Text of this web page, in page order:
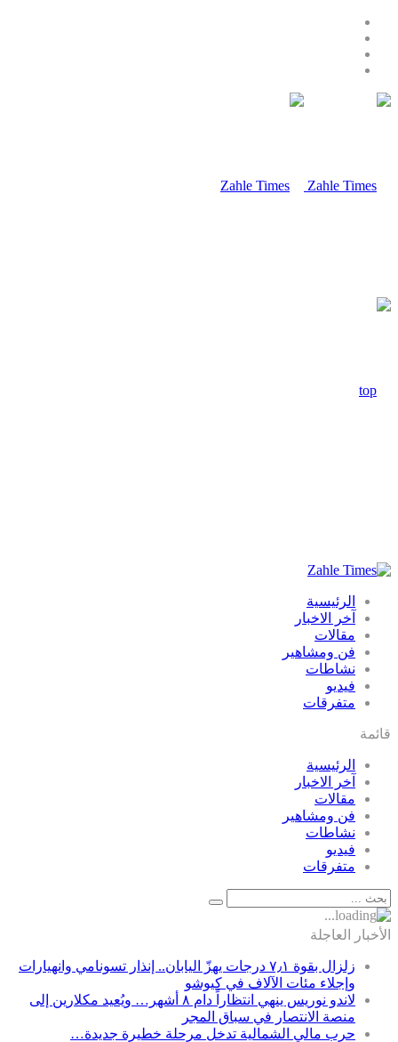
الرئيسية
آخر الاخبار
مقالات
فن ومشاهير
نشاطات
فيديو
متفرقات
قائمة
الرئيسية
آخر الاخبار
مقالات
فن ومشاهير
نشاطات
فيديو
متفرقات
الأخبار العاجلة
زلزال بقوة ٧٫١ درجات يهزّ اليابان.. إنذار تسونامي وانهيارات
وإجلاء مئات الآلاف في كيوشو
لاندو نوريس ينهي انتظاراً دام ٨ أشهر… ويُعيد مكلارين إلى
منصة الانتصار في سباق المجر
حرب مالي الشمالية تدخل مرحلة خطيرة جديدة…